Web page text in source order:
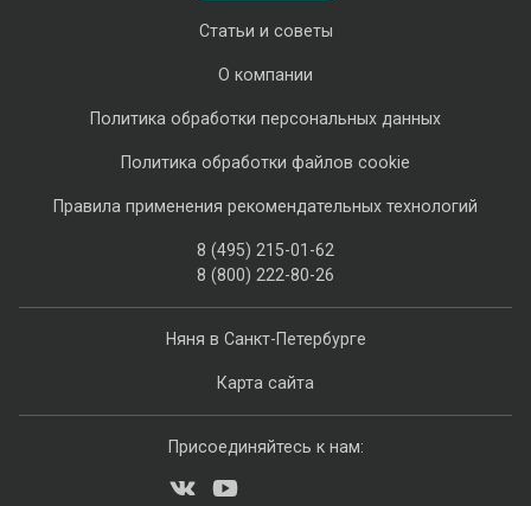
Няня в Санкт-Петербурге
Карта сайта
Статьи и советы
О компании
Политика обработки персональных данных
Политика обработки файлов cookie
Правила применения рекомендательных технологий
8 (495) 215-01-62
8 (800) 222-80-26
Присоединяйтесь к нам: